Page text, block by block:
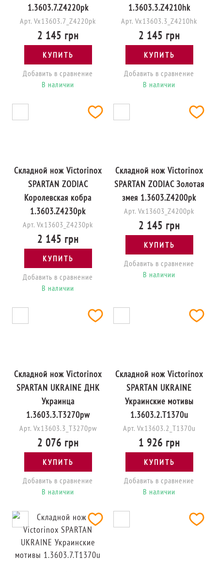
1.3603.7.Z4220pk
Арт. Vx13603.7_Z4220pk
2 145 грн
КУПИТЬ
Добавить в сравнение
В наличии
1.3603.3.Z4210hk
Арт. Vx13603.3_Z4210hk
2 145 грн
КУПИТЬ
Добавить в сравнение
В наличии
Складной нож Victorinox
SPARTAN ZODIAC
Королевская кобра
1.3603.Z4230pk
Арт. Vx13603_Z4230pk
2 145 грн
КУПИТЬ
Добавить в сравнение
В наличии
Складной нож Victorinox
SPARTAN ZODIAC Золотая
змея 1.3603.Z4200pk
Арт. Vx13603_Z4200pk
2 145 грн
КУПИТЬ
Добавить в сравнение
В наличии
Складной нож Victorinox
SPARTAN UKRAINE ДНК
Украинца
1.3603.3.T3270pw
Арт. Vx13603.3_T3270pw
2 076 грн
КУПИТЬ
Добавить в сравнение
В наличии
Складной нож Victorinox
SPARTAN UKRAINE
Украинские мотивы
1.3603.2.T1370u
Арт. Vx13603.2_T1370u
1 926 грн
КУПИТЬ
Добавить в сравнение
В наличии